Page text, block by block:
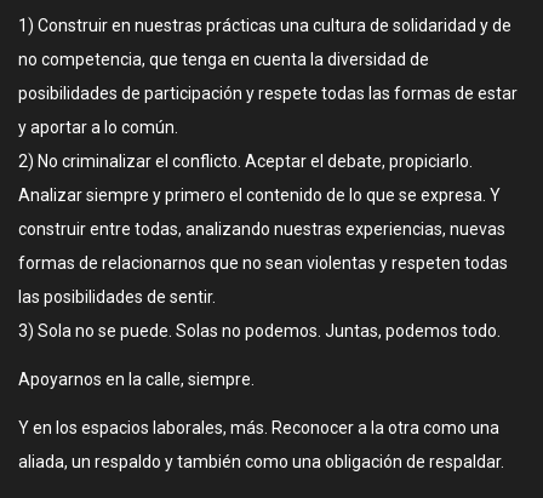
1) Construir en nuestras prácticas una cultura de solidaridad y de
no competencia, que tenga en cuenta la diversidad de
posibilidades de participación y respete todas las formas de estar
y aportar a lo común.
2) No criminalizar el conflicto. Aceptar el debate, propiciarlo.
Analizar siempre y primero el contenido de lo que se expresa. Y
construir entre todas, analizando nuestras experiencias, nuevas
formas de relacionarnos que no sean violentas y respeten todas
las posibilidades de sentir.
3) Sola no se puede. Solas no podemos. Juntas, podemos todo.
Apoyarnos en la calle, siempre.
Y en los espacios laborales, más. Reconocer a la otra como una
aliada, un respaldo y también como una obligación de respaldar.